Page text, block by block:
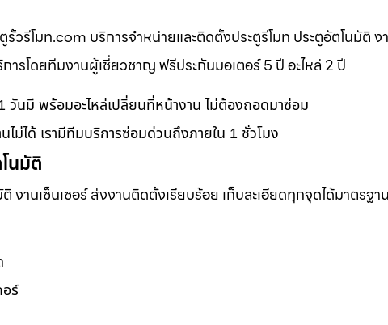
รั้วรีโมท.com บริการจำหน่ายและติดตั้งประตูรีโมท ประตูอัตโนมั
ารโดยทีมงานผู้เชี่ยวชาญ ฟรีประกันมอเตอร์ 5 ปี อะไหล่ 2 ปี
วันมี พร้อมอะไหล่เปลี่ยนที่หน้างาน ไม่ต้องถอดมาซ่อม
ได้ เรามีทีมบริการซ่อมด่วนถึงภายใน 1 ชั่วโมง
นมัติ
งานเซ็นเซอร์ ส่งงานติดตั้งเรียบร้อย เก็บละเอียดทุกจุดได้มาตรฐ
ร์